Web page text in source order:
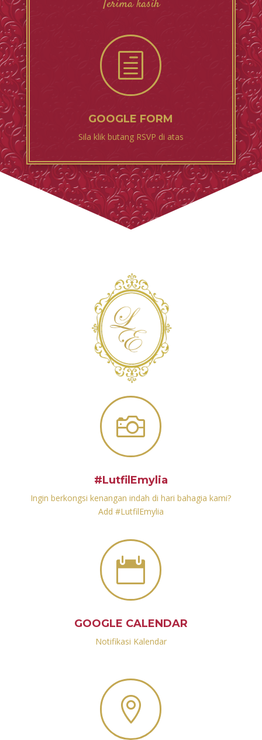
Terima kasih
h
GOOGLE FORM
Sila klik butang RSVP di atas

#LutfilEmylia
Ingin berkongsi kenangan indah di hari bahagia kami?
Add #LutfilEmylia

GOOGLE CALENDAR
Notifikasi Kalendar
